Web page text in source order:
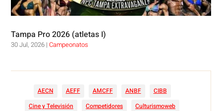
Tampa Pro 2026 (atletas I)
30 Jul, 2026 |Campeonatos
AECN AEFF AMCFF ANBF
CIBB
Cine y Televisión
Competidores
Culturismoweb